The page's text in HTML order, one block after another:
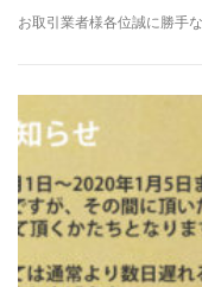
お取引業者様各位誠に勝手